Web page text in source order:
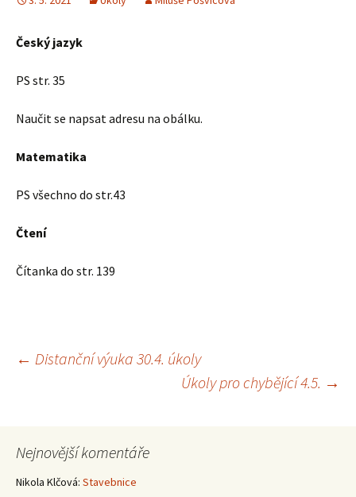
Český jazyk
PS str. 35
Naučit se napsat adresu na obálku.
Matematika
PS všechno do str.43
Čtení
Čítanka do str. 139
Navigace
příspěvky
← Distanční výuka 30.4. úkoly
Úkoly pro chybějící 4.5. →
Nejnovější komentáře
Nikola Klčová: Stavebnice